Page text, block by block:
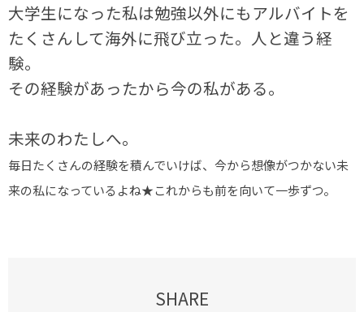
大学生になった私は勉強以外にもアルバイトを
たくさんして海外に飛び立った。人と違う経
験。
その経験があったから今の私がある。
未来のわたしへ。
毎日たくさんの経験を積んでいけば、今から想像がつかない未
来の私になっているよね★これからも前を向いて一歩ずつ。
SHARE